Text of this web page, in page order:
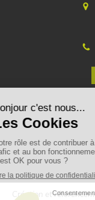
Création et